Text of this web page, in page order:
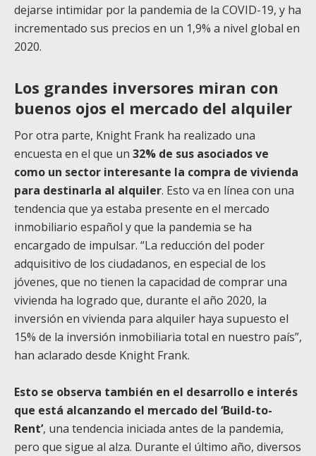
dejarse intimidar por la pandemia de la COVID-19, y ha
incrementado sus precios en un 1,9% a nivel global en
2020.
Los grandes inversores miran con
buenos ojos el mercado del alquiler
Por otra parte, Knight Frank ha realizado una
encuesta en el que un 32% de sus asociados ve
como un sector interesante la compra de vivienda
para destinarla al alquiler. Esto va en línea con una
tendencia que ya estaba presente en el mercado
inmobiliario español y que la pandemia se ha
encargado de impulsar. “La reducción del poder
adquisitivo de los ciudadanos, en especial de los
jóvenes, que no tienen la capacidad de comprar una
vivienda ha logrado que, durante el año 2020, la
inversión en vivienda para alquiler haya supuesto el
15% de la inversión inmobiliaria total en nuestro país”,
han aclarado desde Knight Frank.
Esto se observa también en el desarrollo e interés
que está alcanzando el mercado del ‘Build-to-
Rent’, una tendencia iniciada antes de la pandemia,
pero que sigue al alza. Durante el último año, diversos